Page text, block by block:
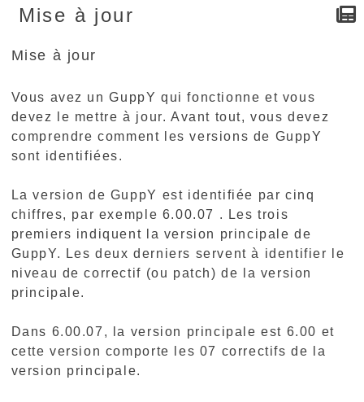
Mise à jour
Mise à jour
Vous avez un GuppY qui fonctionne et vous
devez le mettre à jour. Avant tout, vous devez
comprendre comment les versions de GuppY
sont identifiées.
La version de GuppY est identifiée par cinq
chiffres, par exemple 6.00.07 . Les trois
premiers indiquent la version principale de
GuppY. Les deux derniers servent à identifier le
niveau de correctif (ou patch) de la version
principale.
Dans 6.00.07, la version principale est 6.00 et
cette version comporte les 07 correctifs de la
version principale.